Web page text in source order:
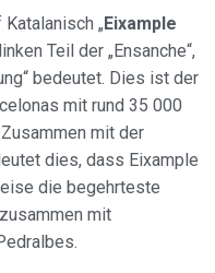
„Eixample
Teil der „Ensanche“,
bedeutet. Dies ist der
mit rund 35 000
mit der
dies, dass Eixample
die begehrteste
mit